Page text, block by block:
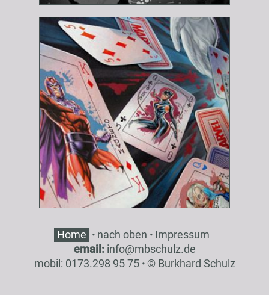
Home · nach oben · Impressum
email: info@mbschulz.de
mobil: 0173.298 95 75 · © Burkhard Schulz